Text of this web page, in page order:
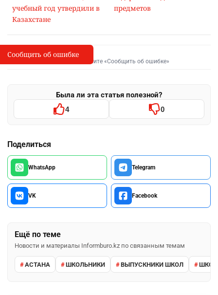
учебный год утвердили в
Казахстане
предметов
I
Сообщить об опечатке
Выделите фрагмент и нажмите «Сообщить об ошибке»
Была ли эта статья полезной?
4 0
Поделиться
WhatsApp Telegram
VK Facebook
Ещё по теме
Новости и материалы Informburo.kz по связанным темам
АСТАНА ШКОЛЬНИКИ ВЫПУСКНИКИ ШКОЛ
Сообщить об ошибке